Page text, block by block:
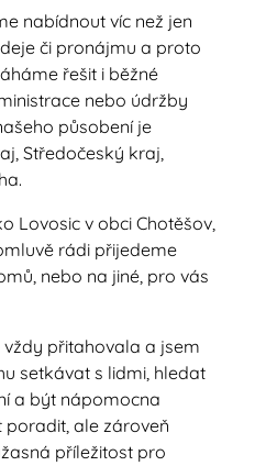
nabídnout víc než jen
či pronájmu a proto
řešit i běžné
nebo údržby
působení je
Středočeský kraj,
Lovosic v obci Chotěšov,
rádi přijedeme
nebo na jiné, pro vás
přitahovala a jsem
setkávat s lidmi, hledat
a být nápomocna
poradit, ale zároveň
příležitost pro